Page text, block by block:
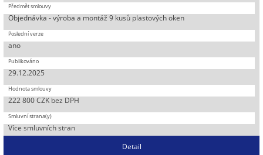
Objednávka - výroba a montáž 9 kusů plastových oken
ano
29.12.2025
222 800 CZK bez DPH
Více smluvních stran
Detail